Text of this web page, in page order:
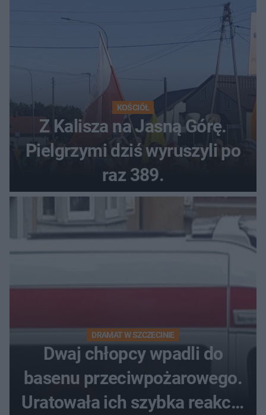
KOŚCIÓŁ
Z Kalisza na Jasną Górę.
Pielgrzymi dziś wyruszyli po
raz 389.
DRAMAT W SZCZECINIE
Dwaj chłopcy wpadli do
basenu przeciwpożarowego.
Uratowała ich szybka reakcja